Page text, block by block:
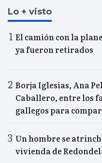
Lo + visto
El camión con la
ya fueron retirados
Borja Iglesias, Ana
Caballero, entre los
gallegos para
Un hombre se
vivienda de